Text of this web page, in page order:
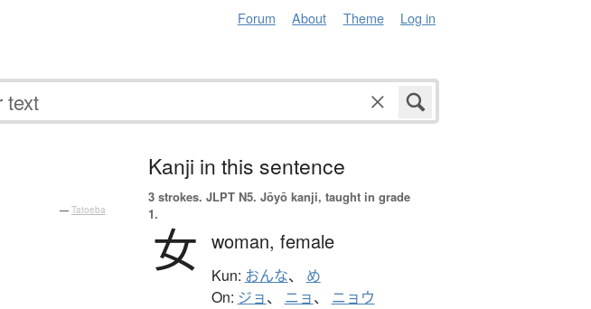
Forum About Theme Log in
— Tatoeba
Kanji in this sentence
3 strokes. JLPT N5. Jōyō kanji, taught in grade
1.
女 woman, female
Kun: おんな、 め
On: ジョ、 ニョ、 ニョウ